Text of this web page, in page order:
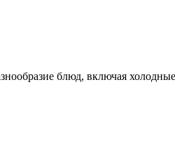
блюд, включая